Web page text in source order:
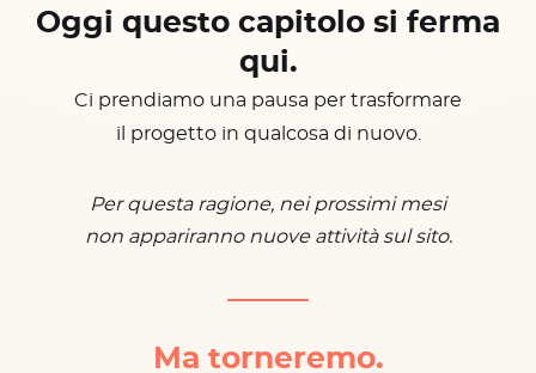
Oggi questo capitolo si ferma
qui.
Ci prendiamo una pausa per trasformare
il progetto in qualcosa di nuovo.
Per questa ragione, nei prossimi mesi
non appariranno nuove attività sul sito.
Ma torneremo.